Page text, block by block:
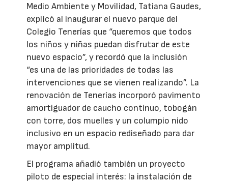
Medio Ambiente y Movilidad, Tatiana Gaudes,
explicó al inaugurar el nuevo parque del
Colegio Tenerías que “queremos que todos
los niños y niñas puedan disfrutar de este
nuevo espacio”, y recordó que la inclusión
“es una de las prioridades de todas las
intervenciones que se vienen realizando”. La
renovación de Tenerías incorporó pavimento
amortiguador de caucho continuo, tobogán
con torre, dos muelles y un columpio nido
inclusivo en un espacio rediseñado para dar
mayor amplitud.
El programa añadió también un proyecto
piloto de especial interés: la instalación de